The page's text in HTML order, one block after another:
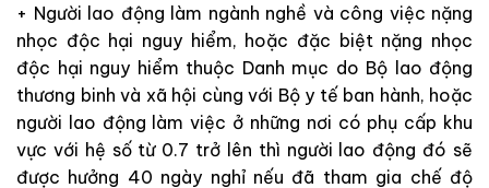
+ Người lao động làm ngành nghề và công việc nặng
nhọc độc hại nguy hiểm, hoặc đặc biệt nặng nhọc
độc hại nguy hiểm thuộc Danh mục do Bộ lao động
thương binh và xã hội cùng với Bộ y tế ban hành, hoặc
người lao động làm việc ở những nơi có phụ cấp khu
vực với hệ số từ 0.7 trở lên thì người lao động đó sẽ
được hưởng 40 ngày nghỉ nếu đã tham gia chế độ